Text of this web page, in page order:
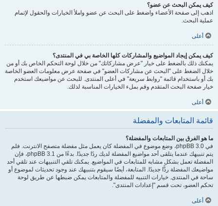
كيف يمكن البحث عن عضو؟
اذهب إلى صفحة الأعضاء واضغط على البحث عن عضو واملأ الخيارات والحقول لإتمام
عملية البحث.
أعلى
كيف يمكن إيجاد المواضيع والمشاركات كلها الخاصة بي في المنتدى؟
يمكنك ذلك بالضغط على خيار "عرض مشاركاتك" من خلال لوحة التحكم الخاص بك أو من
خلال الضغط على "البحث عن مشاركات العضو" في صفحة عرض معلومات العضو الخاصة
بك أو باستخدام قائمة "روابط سريعة" في أعلى المنتدى. للبحث عن مواضيعك استخدم
خيار صفحة البحث المتقدم وقم بملء الخيارات المناسبة لذلك.
أعلى
قائمة المتابعات والمفضلة
ما هو الفرق بين المتابعات والمفضلة؟
في phpBB 3.0، وضع موضوع في المفضلة كان يعمل مثل مفضلة متصفح الانترنت. فلم
يتم تنبيهك عندما يتلقى أحد مواضيع المفضلة لديك ردًا جديدًا. بدءًا من phpBB 3.1، فإن
المفضلة تعمل بشكل مشابه للمتابعات في المواضيع. يمكنك تلقي التنبيهات عند تلقي أحد
مواضيعك المفضلة ردًّا جديدًا. المتابعة، أيضًا سيقوم بتنبيهك عند وجود تحديثات لموضوع أو
ساحة في المنتدى. خيارات التنبيه للمفضلة والمتابعات يمكن ضبطها عن طريق لوحة
تحكم العضو، تحت قسم "إعدادات المنتدى".
أعلى